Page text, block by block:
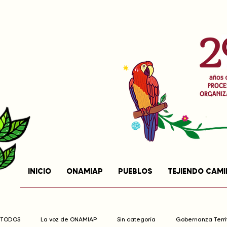
INICIO ONAMIAP PUEBLOS TEJIENDO
TODOS La voz de ONAMIAP Sin categoría Gobernanza